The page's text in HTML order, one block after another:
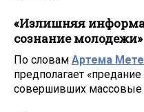
«Излишняя
сознание молодежи»
По словам Артема
предполагает
совершивших массовые